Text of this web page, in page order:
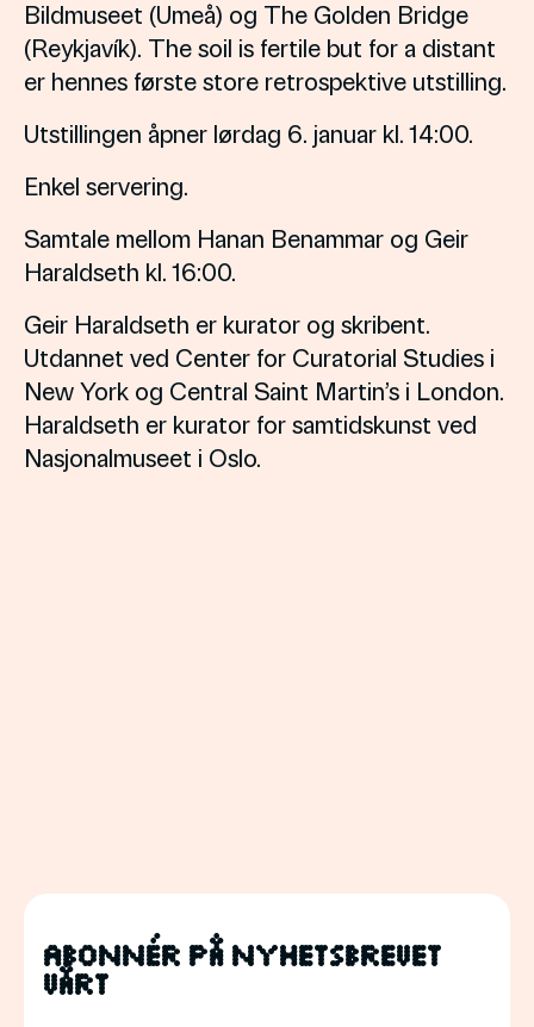
Bildmuseet (Umeå) og The Golden Bridge
(Reykjavík). The soil is fertile but for a distant
er hennes første store retrospektive utstilling.
Utstillingen åpner lørdag 6. januar kl. 14:00.
Enkel servering.
Samtale mellom Hanan Benammar og Geir
Haraldseth kl. 16:00.
Geir Haraldseth er kurator og skribent.
Utdannet ved Center for Curatorial Studies i
New York og Central Saint Martin’s i London.
Haraldseth er kurator for samtidskunst ved
Nasjonalmuseet i Oslo.
Abonnér på nyhetsbrevet
vårt